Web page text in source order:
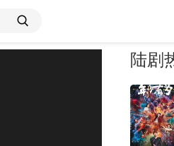
陆剧